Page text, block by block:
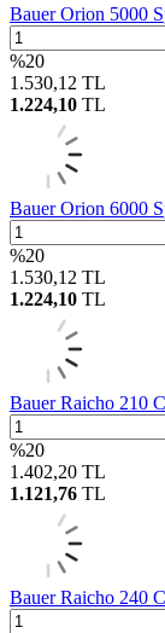
Bauer Orion 5000
%20
1.530,12 TL
1.224,10 TL
Bauer Orion 6000
%20
1.530,12 TL
1.224,10 TL
Bauer Raicho 210
%20
1.402,20 TL
1.121,76 TL
Bauer Raicho 240